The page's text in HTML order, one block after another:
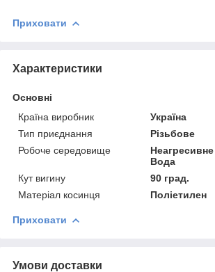
Приховати
Характеристики
Основні
Країна виробник
Україна
Тип приєднання
Різьбове
Робоче середовище
Вода
Кут вигину
90 град.
Матеріал косинця
Поліетилен
Приховати
Умови доставки